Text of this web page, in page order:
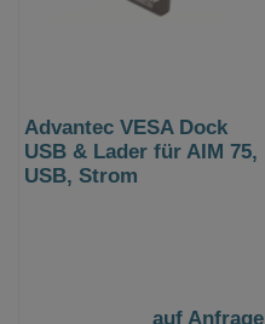
Advantec VESA Dock
USB & Lader für AIM 75,
USB, Strom
auf Anfrage